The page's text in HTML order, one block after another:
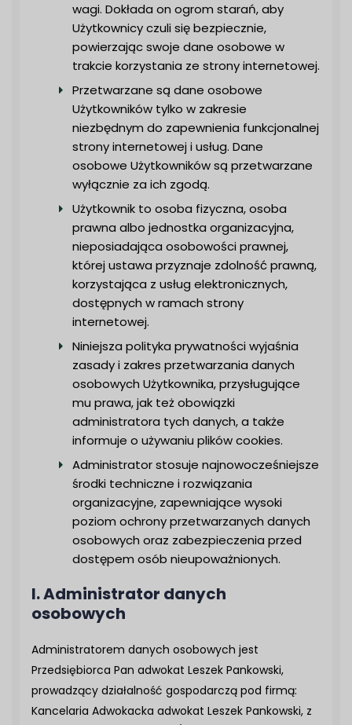
wagi. Dokłada on ogrom starań, aby
Użytkownicy czuli się bezpiecznie,
powierzając swoje dane osobowe w
trakcie korzystania ze strony internetowej.
Przetwarzane są dane osobowe
Użytkowników tylko w zakresie
niezbędnym do zapewnienia funkcjonalnej
strony internetowej i usług. Dane
osobowe Użytkowników są przetwarzane
wyłącznie za ich zgodą.
Użytkownik to osoba fizyczna, osoba
prawna albo jednostka organizacyjna,
nieposiadająca osobowości prawnej,
której ustawa przyznaje zdolność prawną,
korzystająca z usług elektronicznych,
dostępnych w ramach strony
internetowej.
Niniejsza polityka prywatności wyjaśnia
zasady i zakres przetwarzania danych
osobowych Użytkownika, przysługujące
mu prawa, jak też obowiązki
administratora tych danych, a także
informuje o używaniu plików cookies.
Administrator stosuje najnowocześniejsze
środki techniczne i rozwiązania
organizacyjne, zapewniające wysoki
poziom ochrony przetwarzanych danych
osobowych oraz zabezpieczenia przed
dostępem osób nieupoważnionych.
I. Administrator danych
osobowych
Administratorem danych osobowych jest
Przedsiębiorca Pan adwokat Leszek Pankowski,
prowadzący działalność gospodarczą pod firmą:
Kancelaria Adwokacka adwokat Leszek Pankowski, z